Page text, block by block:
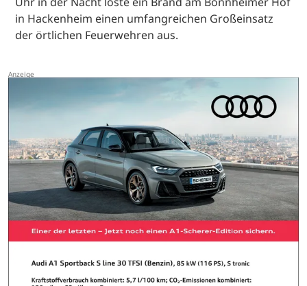
in Hackenheim einen umfangreichen Großeinsatz
der örtlichen Feuerwehren aus.